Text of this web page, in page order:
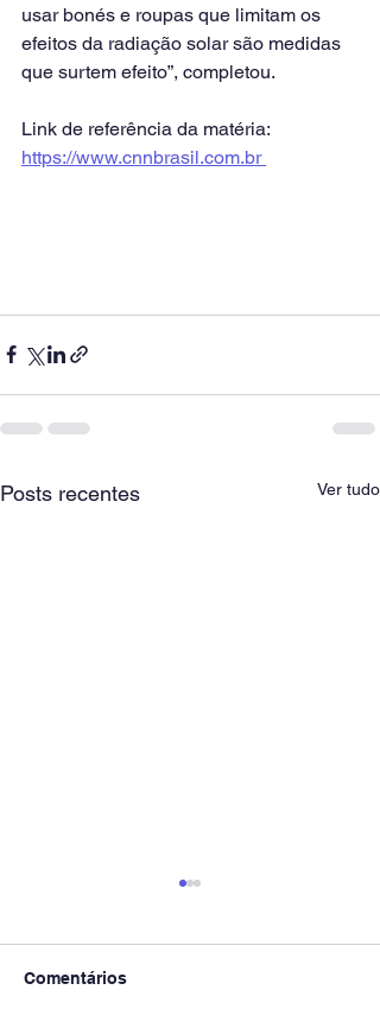
usar bonés e roupas que limitam os
efeitos da radiação solar são medidas
que surtem efeito”, completou.
Link de referência da matéria:
https://www.cnnbrasil.com.br
Posts recentes Ver tudo
Comentários